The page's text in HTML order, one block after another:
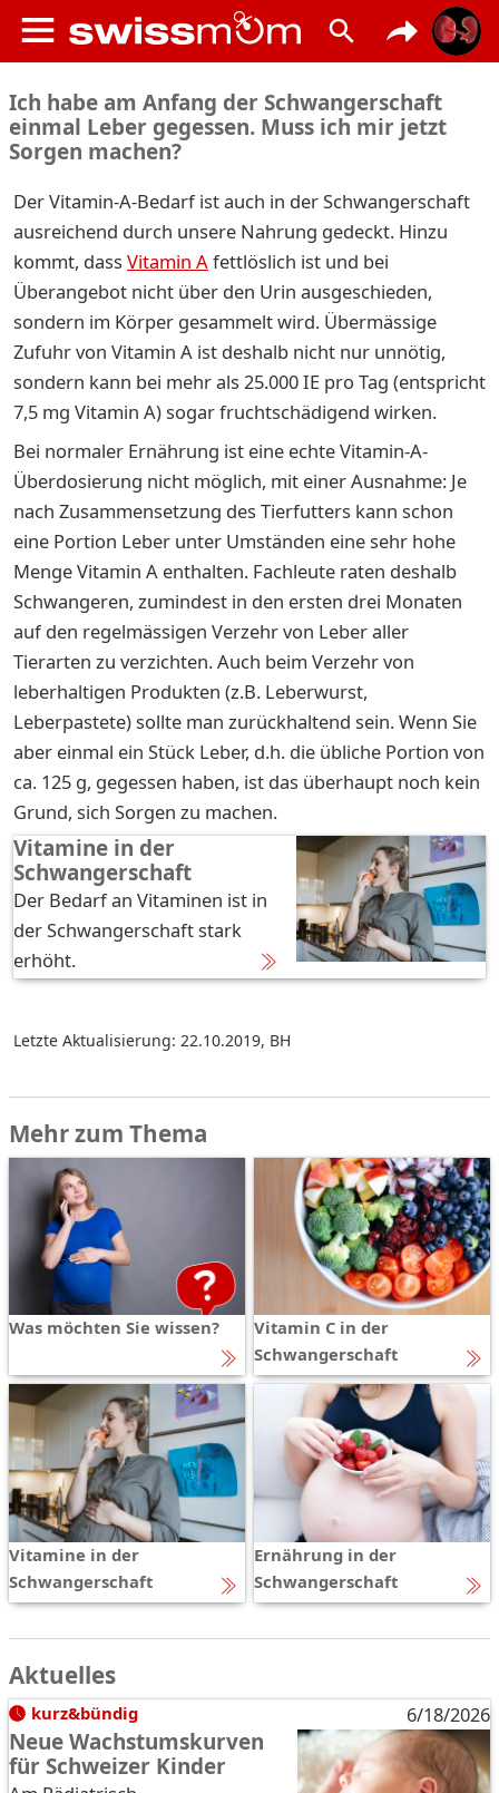
Ich habe am Anfang der Schwangerschaft
einmal Leber gegessen. Muss ich mir jetzt
Sorgen machen?
Der Vitamin-A-Bedarf ist auch in der Schwangerschaft
ausreichend durch unsere Nahrung gedeckt. Hinzu
kommt, dass Vitamin Afettlöslich ist und bei
Überangebot nicht über den Urin ausgeschieden,
sondern im Körper gesammelt wird. Übermässige
Zufuhr von Vitamin A ist deshalb nicht nur unnötig,
sondern kann bei mehr als 25.000 IE pro Tag (entspricht
7,5 mg Vitamin A) sogar fruchtschädigend wirken.
Bei normaler Ernährung ist eine echte Vitamin-A-
Überdosierung nicht möglich, mit einer Ausnahme: Je
nach Zusammensetzung des Tierfutters kann schon
eine Portion Leber unter Umständen eine sehr hohe
Menge Vitamin A enthalten. Fachleute raten deshalb
Schwangeren, zumindest in den ersten drei Monaten
auf den regelmässigen Verzehr von Leber aller
Tierarten zu verzichten. Auch beim Verzehr von
leberhaltigen Produkten (z.B. Leberwurst,
Leberpastete) sollte man zurückhaltend sein. Wenn Sie
aber einmal ein Stück Leber, d.h. die übliche Portion von
ca. 125 g, gegessen haben, ist das überhaupt noch kein
Grund, sich Sorgen zu machen.
Vitamine in der
Schwangerschaft
Der Bedarf an Vitaminen ist in
der Schwangerschaft stark
erhöht.
Letzte Aktualisierung: 22.10.2019, BH
Mehr zum Thema
Was möchten Sie wissen?
Vitamin C in der
Schwangerschaft
Vitamine in der
Schwangerschaft
Ernährung in der
Schwangerschaft
Aktuelles
kurz&bündig 6/18/2026
Neue Wachstumskurven
für Schweizer Kinder